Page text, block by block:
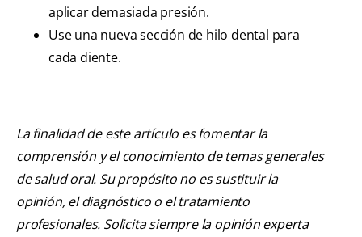
aplicar demasiada presión.
Use una nueva sección de hilo dental para
cada diente.
La finalidad de este artículo es fomentar la
comprensión y el conocimiento de temas generales
de salud oral. Su propósito no es sustituir la
opinión, el diagnóstico o el tratamiento
profesionales. Solicita siempre la opinión experta